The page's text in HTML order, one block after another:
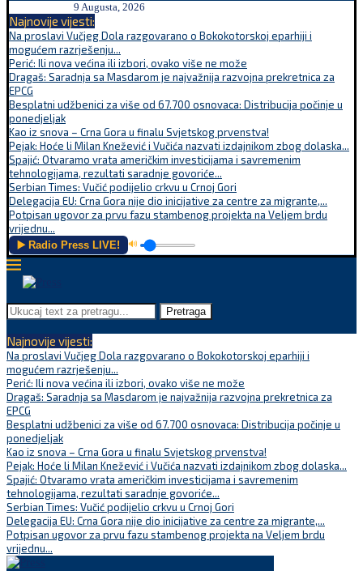
9 Augusta, 2026
Najnovije vijesti:
Na proslavi Vučjeg Dola razgovarano o Bokokotorskoj eparhiji i
mogućem razrješenju...
Perić: Ili nova većina ili izbori, ovako više ne može
Dragaš: Saradnja sa Masdarom je najvažnija razvojna prekretnica za
EPCG
Besplatni udžbenici za više od 67.700 osnovaca: Distribucija počinje u
ponedjeljak
Kao iz snova – Crna Gora u finalu Svjetskog prvenstva!
Pejak: Hoće li Milan Knežević i Vučića nazvati izdajnikom zbog dolaska...
Spajić: Otvaramo vrata američkim investicijama i savremenim
tehnologijama, rezultati saradnje govoriće...
Serbian Times: Vučić podijelio crkvu u Crnoj Gori
Delegacija EU: Crna Gora nije dio inicijative za centre za migrante,...
Potpisan ugovor za prvu fazu stambenog projekta na Veljem brdu
vrijednu...
▶️ Radio Press LIVE! 🔊
Pretraga
Najnovije vijesti:
Na proslavi Vučjeg Dola razgovarano o Bokokotorskoj eparhiji i
mogućem razrješenju...
Perić: Ili nova većina ili izbori, ovako više ne može
Dragaš: Saradnja sa Masdarom je najvažnija razvojna prekretnica za
EPCG
Besplatni udžbenici za više od 67.700 osnovaca: Distribucija počinje u
ponedjeljak
Kao iz snova – Crna Gora u finalu Svjetskog prvenstva!
Pejak: Hoće li Milan Knežević i Vučića nazvati izdajnikom zbog dolaska...
Spajić: Otvaramo vrata američkim investicijama i savremenim
tehnologijama, rezultati saradnje govoriće...
Serbian Times: Vučić podijelio crkvu u Crnoj Gori
Delegacija EU: Crna Gora nije dio inicijative za centre za migrante,...
Potpisan ugovor za prvu fazu stambenog projekta na Veljem brdu
vrijednu...